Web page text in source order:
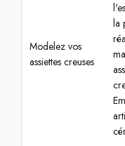
Modelez vos
assiettes creuses
la